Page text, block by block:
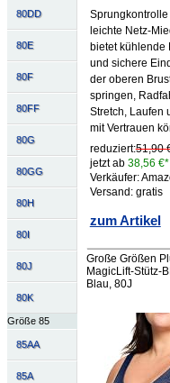
80DD
80E
80F
80FF
80G
80GG
80H
80I
80J
80K
Größe 85
85AA
85A
Sprungkontrolle
leichte Netz-
bietet kühlende
und sichere
der oberen
springen,
Stretch, Laufen
mit Vertrauen
reduziert:51,90
jetzt ab 38,56 €*
Verkäufer:
Versand: gratis
zum Artikel
Große Größen
MagicLift-Stütz-
Blau, 80J